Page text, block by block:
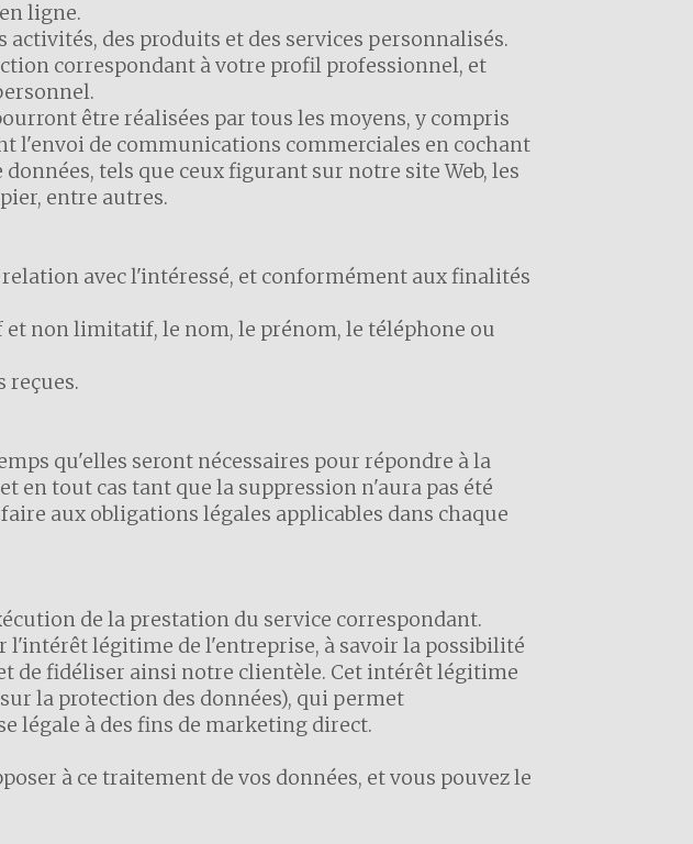
ligne.
des produits et des services personnalisés.
correspondant à votre profil professionnel, et
être réalisées par tous les moyens, y compris
l'envoi de communications commerciales en cochant
tels que ceux figurant sur notre site Web, les
entre autres.
relation avec l'intéressé, et conformément aux finalités
non limitatif, le nom, le prénom, le téléphone ou
reçues.
qu'elles seront nécessaires pour répondre à la
en tout cas tant que la suppression n'aura pas été
aux obligations légales applicables dans chaque
de la prestation du service correspondant.
l'intérêt légitime de l'entreprise, à savoir la possibilité
de fidéliser ainsi notre clientèle. Cet intérêt légitime
la protection des données), qui permet
légale à des fins de marketing direct.
à ce traitement de vos données, et vous pouvez le